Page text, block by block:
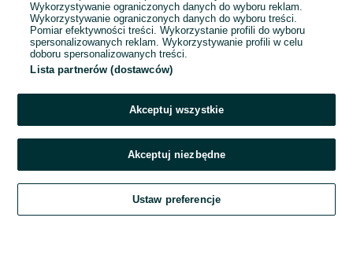
Zadzwoń / SMS
Szukaj Obserwujesz Dodaj Czat Konto
Wykorzystywanie ograniczonych danych do wyboru reklam.
Wykorzystywanie ograniczonych danych do wyboru treści.
Pomiar efektywności treści. Wykorzystanie profili do wyboru
spersonalizowanych reklam. Wykorzystywanie profili w celu
doboru spersonalizowanych treści.
Lista partnerów (dostawców)
Akceptuj wszystkie
Akceptuj niezbędne
Ustaw preferencje